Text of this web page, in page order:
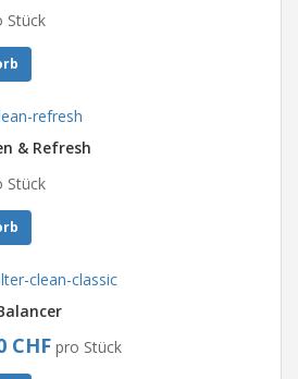
Stück
& Refresh
Stück
CHF pro Stück